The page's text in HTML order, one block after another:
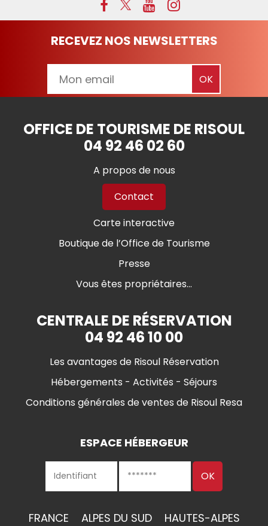
RECEVEZ NOS NEWSLETTERS
OFFICE DE TOURISME DE RISOUL
04 92 46 02 60
A propos de nous
Contact
Carte interactive
Boutique de l’Office de Tourisme
Presse
Vous êtes propriétaires...
CENTRALE DE RÉSERVATION
04 92 46 10 00
Les avantages de Risoul Réservation
Hébergements - Activités - Séjours
Conditions générales de ventes de Risoul Resa
ESPACE HÉBERGEUR
FRANCE ALPES DU SUD HAUTES-ALPES